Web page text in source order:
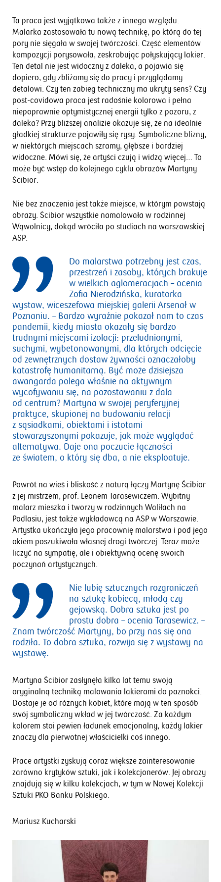
Ta praca jest wyjątkowa także z innego względu.
Malarka zastosowała tu nową technikę, po którą do tej
pory nie sięgała w swojej twórczości. Część elementów
kompozycji porysowała, zeskrobując połyskujący lakier.
Ten detal nie jest widoczny z daleka, a pojawia się
dopiero, gdy zbliżamy się do pracy i przyglądamy
detalowi. Czy ten zabieg techniczny ma ukryty sens? Czy
post-covidowa praca jest radośnie kolorowa i pełna
niepoprawnie optymistycznej energii tylko z pozoru, z
daleka? Przy bliższej analizie okazuje się, że na idealnie
gładkiej strukturze pojawiły się rysy. Symboliczne blizny,
w niektórych miejscach szramy, głębsze i bardziej
widoczne. Mówi się, że artyści czują i widzą więcej… To
może być wstęp do kolejnego cyklu obrazów Martyny
Ścibior.
Nie bez znaczenia jest także miejsce, w którym powstają
obrazy. Ścibior wszystkie namalowała w rodzinnej
Wąwolnicy, dokąd wróciła po studiach na warszawskiej
ASP.
Do malarstwa potrzebny jest czas,
przestrzeń i zasoby, których brakuje
w wielkich aglomeracjach – ocenia
Zofia Nierodzińska, kuratorka
wystaw, wiceszefowa miejskiej galerii Arsenał w
Poznaniu. – Bardzo wyraźnie pokazał nam to czas
pandemii, kiedy miasta okazały się bardzo
trudnymi miejscami izolacji: przeludnionymi,
suchymi, wybetonowanymi, dla których odcięcie
od zewnętrznych dostaw żywności oznaczałoby
katastrofę humanitarną. Być może dzisiejsza
awangarda polega właśnie na aktywnym
wycofywaniu się, na pozostawaniu z dala
od centrum? Martyna w swojej peryferyjnej
praktyce, skupionej na budowaniu relacji
z sąsiadkami, obiektami i istotami
stowarzyszonymi pokazuje, jak może wyglądać
alternatywa. Daje ona poczucie łączności
ze światem, o który się dba, a nie eksploatuje.
Powrót na wieś i bliskość z naturą łączy Martynę Ścibior
z jej mistrzem, prof. Leonem Tarasewiczem. Wybitny
malarz mieszka i tworzy w rodzinnych Waliłach na
Podlasiu, jest także wykładowcą na ASP w Warszawie.
Artystka ukończyła jego pracownię malarstwa i pod jego
okiem poszukiwała własnej drogi twórczej. Teraz może
liczyć na sympatię, ale i obiektywną ocenę swoich
poczynań artystycznych.
Nie lubię sztucznych rozgraniczeń
na sztukę kobiecą, młodą czy
gejowską. Dobra sztuka jest po
prostu dobra – ocenia Tarasewicz. –
Znam twórczość Martyny, bo przy nas się ona
rodziła. To dobra sztuka, rozwija się z wystawy na
wystawę.
Martyna Ścibior zasłynęła kilka lat temu swoją
oryginalną techniką malowania lakierami do paznokci.
Dostaje je od różnych kobiet, które mają w ten sposób
swój symboliczny wkład w jej twórczość. Za każdym
kolorem stoi pewien ładunek emocjonalny, każdy lakier
znaczy dla pierwotnej właścicielki coś innego.
Prace artystki zyskują coraz większe zainteresowanie
zarówno krytyków sztuki, jak i kolekcjonerów. Jej obrazy
znajdują się w kilku kolekcjach, w tym w Nowej Kolekcji
Sztuki PKO Banku Polskiego.
Mariusz Kucharski